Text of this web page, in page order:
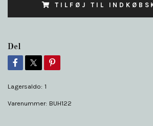
TILFØJ TIL
Del
Lagersaldo: 1
Varenummer: BUH122